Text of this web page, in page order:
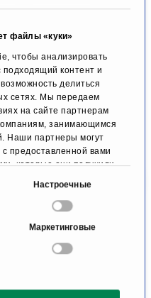
файлы «куки»
чтобы анализировать
контент и
делиться
сетях. Мы передаем
на сайте партнерам
занимающимся
Наши партнеры могут
предоставленной вами
которые они получили
Настроечные
Маркетинговые
расследовать
по удалению
положениям
только с момента
будет